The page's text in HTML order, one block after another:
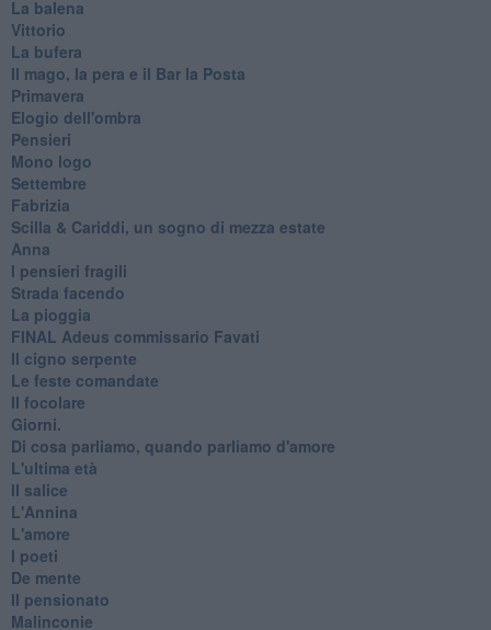
La balena
Vittorio
La bufera
Il mago, la pera e il Bar la Posta
Primavera
Elogio dell'ombra
Pensieri
Mono logo
Settembre
Fabrizia
​Scilla & Cariddi, un sogno di mezza estate
Anna
I pensieri fragili
Strada facendo
La pioggia
FINAL Adeus commissario Favati
Il cigno serpente
Le feste comandate
Il focolare
Giorni.
Di cosa parliamo, quando parliamo d'amore
L'ultima età
Il salice
L'Annina
L'amore
I poeti
De mente
Il pensionato
Malinconie